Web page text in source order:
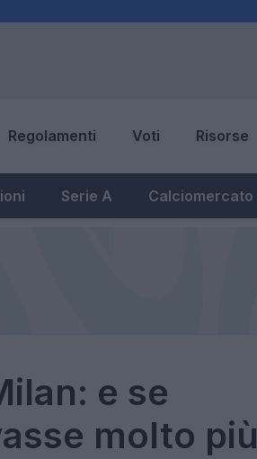
Regolamenti Voti Risorse
Serie A Calciomercato
e se
molto più